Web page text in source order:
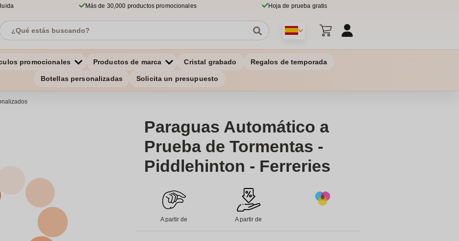
Más de 30,000 productos promocionales Hoja de prueba gratis
promocionales Productos de marca Cristal grabado Regalos de temporada
Botellas personalizadas Solicita un presupuesto
Paraguas Automático a
Prueba de Tormentas -
Piddlehinton - Ferreries
A partir de A partir de